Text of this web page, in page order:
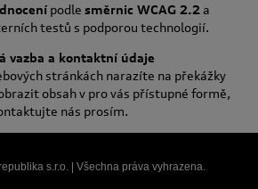
podle směrnic WCAG 2.2a
testů s podporou technologií.
vazba a kontaktní údaje
stránkách narazíte na překážky
obsah v pro vás přístupné formě,
nás prosím.
s.r.o. | Všechna práva vyhrazena.